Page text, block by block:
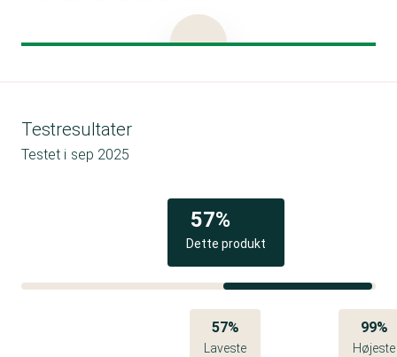
Produktet er dog alligevel mærket med Nøglehullet,
lever op til reglerne for brugen af Nøglehulsmærket.
mængdeangive ingredienserne, oplyse producenten
samt tilføje oplysninger om affaldssortering.
Brug denne wokmix til en lækker wokret.
Steg grøntsagerne, krydder med fx soja, chilisauce
og ingefær og tilsæt kogte nudler, så nudlerne får
lidt mere smag. Nudler eller ris kan også serveres
Wokmixen kan også bruges som tilbehør til kød- og
Testresultater
Testet i sep 2025
Dette produkt
57%
57%
Laveste
99%
Højeste